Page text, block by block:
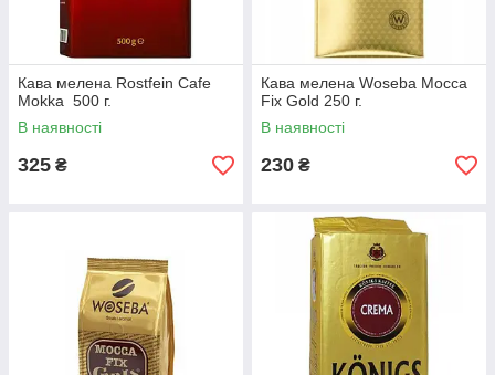
Кава мелена Rostfein Cafe
Mokka 500 г.
В наявності
325 ₴
Кава мелена Woseba Mocca
Fix Gold 250 г.
В наявності
230 ₴